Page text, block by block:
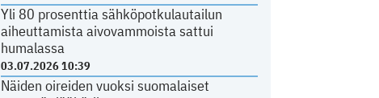
Yli 80 prosenttia sähköpotkulautailun
aiheuttamista aivovammoista sattui
humalassa
03.07.2026 10:39
Näiden oireiden vuoksi suomalaiset